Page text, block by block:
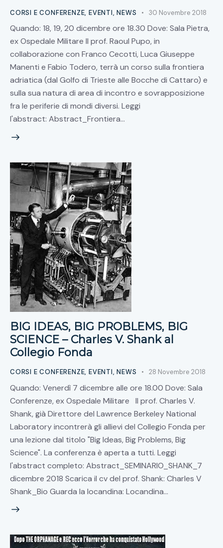
CORSI E CONFERENZE,EVENTI,NEWS 30 Novembre 2018
Quando: 18, 19, 20 dicembre ore 18.30 Dove: Sala Pietra,
ex Ospedale Militare Il prof. Raoul Pupo, in
collaborazione con Franco Cecotti, Luca Giuseppe
Manenti e Fabio Todero, terrà un corso sulla frontiera
adriatica (dal Golfo di Trieste alle Bocche di Cattaro) e
sulla sua natura di area di incontro e sovrapposizione
fra le periferie di mondi diversi. Leggi
l'abstract: Abstract_Frontiera…
BIG IDEAS, BIG PROBLEMS, BIG
SCIENCE – Charles V. Shank al
Collegio Fonda
CORSI E CONFERENZE,EVENTI,NEWS 28 Novembre 2018
Quando: Venerdì 7 dicembre alle ore 18.00 Dove: Sala
Conferenze, ex Ospedale Militare Il prof. Charles V.
Shank, già Direttore del Lawrence Berkeley National
Laboratory incontrerà gli allievi del Collegio Fonda per
una lezione dal titolo "Big Ideas, Big Problems, Big
Science". La conferenza è aperta a tutti. Leggi
l'abstract completo: Abstract_SEMINARIO_SHANK_7
dicembre 2018 Scarica il cv del prof. Shank: Charles V
Shank_Bio Guarda la locandina: Locandina…